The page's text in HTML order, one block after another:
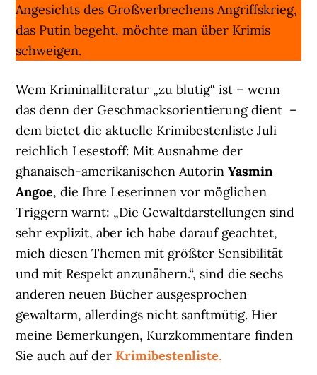
Angesichts des Großverbrechens Angriffskrieg,
das Putin begeht, möchte man über Krimis
schweigen.
Wem Kriminalliteratur „zu blutig“ ist – wenn
das denn der Geschmacksorientierung dient –
dem bietet die aktuelle Krimibestenliste Juli
reichlich Lesestoff: Mit Ausnahme der
ghanaisch-amerikanischen AutorinYasmin
Angoe, die Ihre Leserinnen vor möglichen
Triggern warnt: „Die Gewaltdarstellungen sind
sehr explizit, aber ich habe darauf geachtet,
mich diesen Themen mit größter Sensibilität
und mit Respekt anzunähern.“, sind die sechs
anderen neuen Bücher ausgesprochen
gewaltarm, allerdings nicht sanftmütig. Hier
meine Bemerkungen, Kurzkommentare finden
Sie auch auf der Krimibestenliste.